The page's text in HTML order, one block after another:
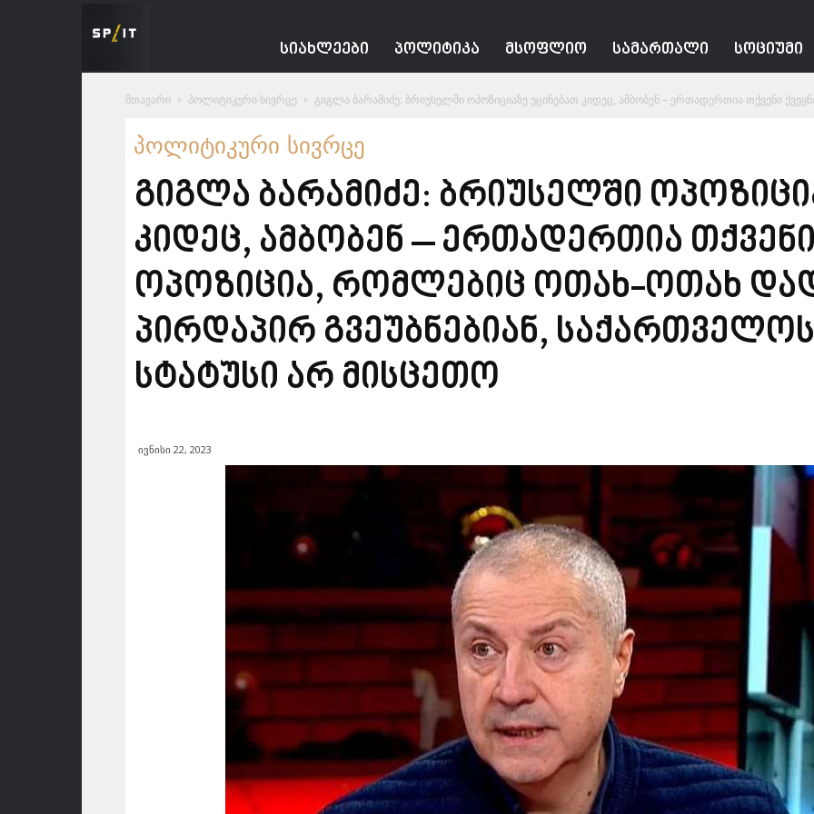
ᲡᲘᲐᲮᲚᲔᲔᲑᲘ ᲞᲝᲚᲘᲢᲘᲙᲐ ᲛᲡᲝᲤᲚᲘᲝ ᲡᲐᲛᲐᲠᲗᲐᲚᲘ ᲡᲝᲪᲘᲣᲛᲘ
მთავარი პოლიტიკური სივრცე გიგლა ბარამიძე: ბრიუსელში ოპოზიციაზე ეცინებათ კიდეც, ამბობენ – ერთადერთია თქვენი
პოლიტიკური სივრცე
გიგლა ბარამიძე: ბრიუსელში
კიდეც, ამბობენ – ერთადერთია თქვენი
ოპოზიცია, რომლებიც ოთახ-ოთახ
პირდაპირ გვეუბნებიან,
სტატუსი არ მისცეთო
ივნისი 22, 2023